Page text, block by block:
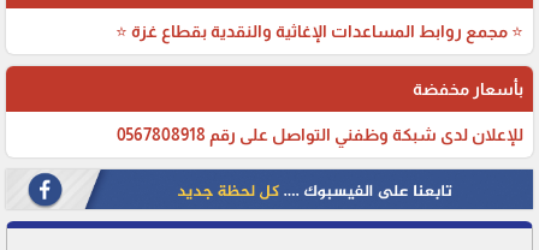
⭐ مجمع روابط المساعدات الإغاثية والنقدية بقطاع غزة ⭐
بأسعار مخفضة
للإعلان لدى شبكة وظفني التواصل على رقم 0567808918